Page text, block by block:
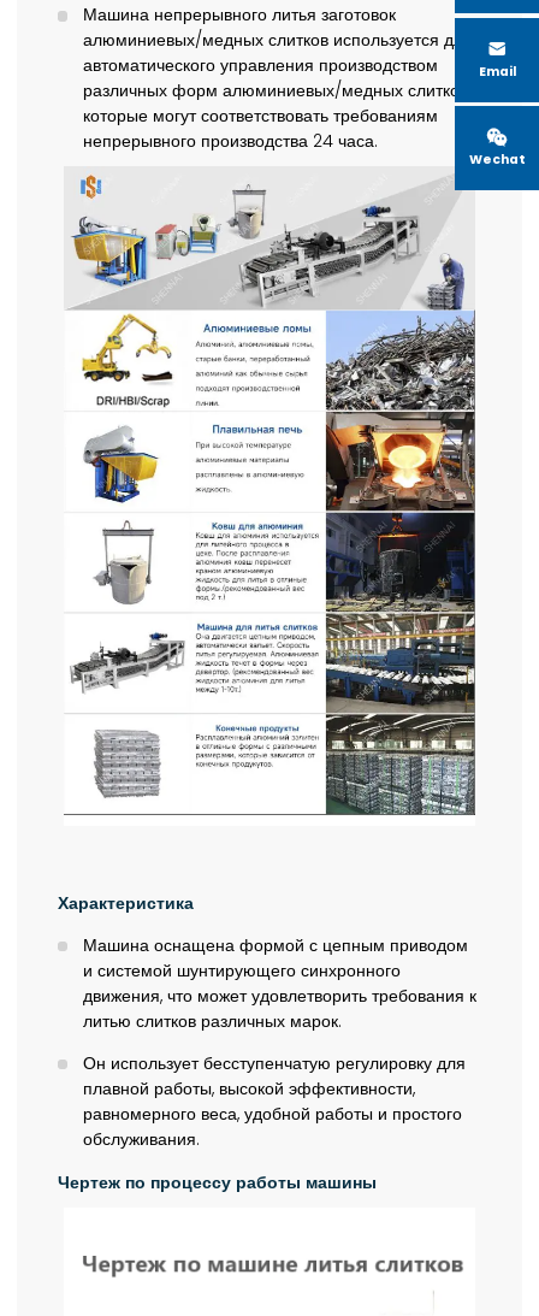

Email

Wechat
Машина непрерывного литья заготовок
алюминиевых/медных слитков используется для
автоматического управления производством
различных форм алюминиевых/медных слитков,
которые могут соответствовать требованиям
непрерывного производства 24 часа.
Характеристика
Машина оснащена формой с цепным приводом
и системой шунтирующего синхронного
движения, что может удовлетворить требования к
литью слитков различных марок.
Он использует бесступенчатую регулировку для
плавной работы, высокой эффективности,
равномерного веса, удобной работы и простого
обслуживания.
Чертеж по процессу работы машины